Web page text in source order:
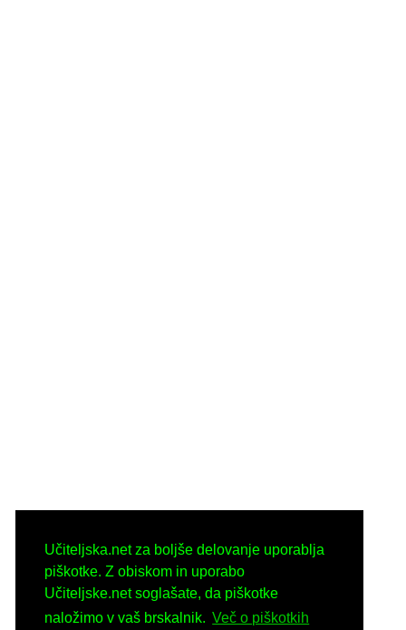
Učiteljska.net za boljše delovanje uporablja
piškotke. Z obiskom in uporabo
Učiteljske.net soglašate, da piškotke
naložimo v vaš brskalnik. Več o piškotkih